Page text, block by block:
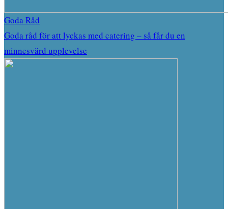
Goda Råd
Goda råd för att lyckas med catering – så får du en
minnesvärd upplevelse